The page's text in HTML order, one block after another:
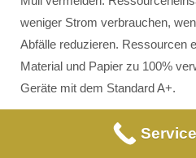
weniger Strom verbrauchen,
Abfälle reduzieren. Ressourcen
Material und Papier zu 100%
Geräte mit dem Standard A+.